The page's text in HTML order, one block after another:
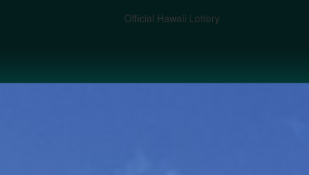
Official Hawaii Lottery